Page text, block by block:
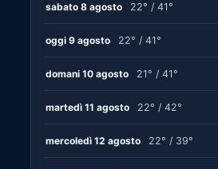
sabato 8 agosto 22° / 41°
oggi 9 agosto 22° / 41°
domani 10 agosto 21° / 41°
martedì 11 agosto 22° / 42°
mercoledì 12 agosto 22° / 39°